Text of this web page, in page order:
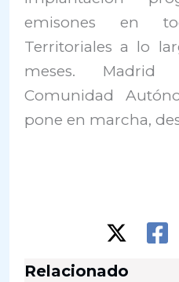
emisones en
Territoriales a lo
meses.
Comunidad
pone en marcha,
Relacionado